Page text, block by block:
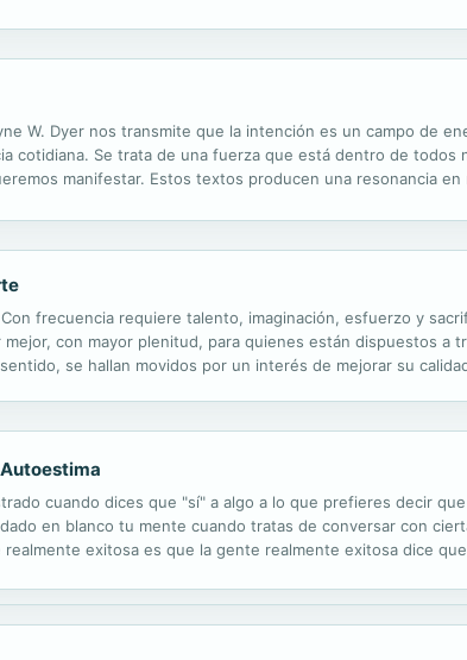
W. Dyer nos transmite que la intención es un campo de
cotidiana. Se trata de una fuerza que está dentro de
manifestar. Estos textos producen una resonancia
frecuencia requiere talento, imaginación, esfuerzo y
con mayor plenitud, para quienes están dispuestos a
se hallan movidos por un interés de mejorar su
Autoestima
cuando dices que "sí" a algo a lo que prefieres decir
en blanco tu mente cuando tratas de conversar con
exitosa es que la gente realmente exitosa dice